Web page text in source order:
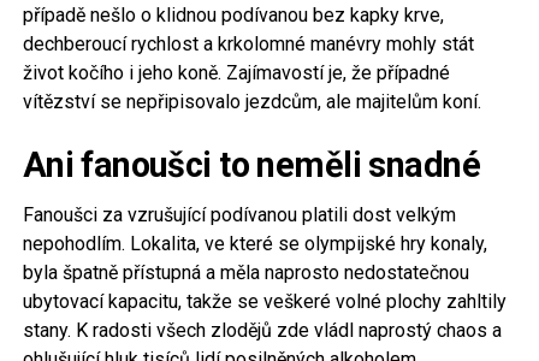
případě nešlo o klidnou podívanou bez kapky krve,
dechberoucí rychlost a krkolomné manévry mohly stát
život kočího i jeho koně. Zajímavostí je, že případné
vítězství se nepřipisovalo jezdcům, ale majitelům koní.
Ani fanoušci to neměli snadné
Fanoušci za vzrušující podívanou platili dost velkým
nepohodlím. Lokalita, ve které se olympijské hry konaly,
byla špatně přístupná a měla naprosto nedostatečnou
ubytovací kapacitu, takže se veškeré volné plochy zahltily
stany. K radosti všech zlodějů zde vládl naprostý chaos a